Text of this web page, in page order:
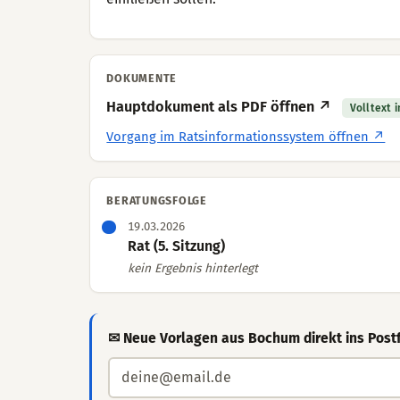
DOKUMENTE
Hauptdokument als PDF öffnen ↗ Volltext
Vorgang im Ratsinformationssystem öffnen ↗
BERATUNGSFOLGE
19.03.2026
Rat (5. Sitzung)
kein Ergebnis hinterlegt
✉ Neue Vorlagen aus Bochum direkt ins